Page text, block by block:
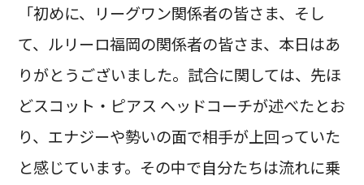
「初めに、リーグワン関係者の皆さま、そし
て、ルリーロ福岡の関係者の皆さま、本日はあ
りがとうございました。試合に関しては、先ほ
どスコット・ピアス ヘッドコーチが述べたとお
り、エナジーや勢いの面で相手が上回っていた
と感じています。その中で自分たちは流れに乗